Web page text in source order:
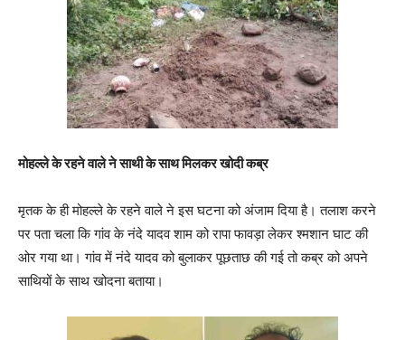
मोहल्ले के रहने वाले ने साथी के साथ मिलकर खोदी कब्र
मृतक के ही मोहल्ले के रहने वाले ने इस घटना को अंजाम दिया है। तलाश करने
पर पता चला कि गांव के नंदे यादव शाम को रापा फावड़ा लेकर श्मशान घाट की
ओर गया था। गांव में नंदे यादव को बुलाकर पूछताछ की गई तो कब्र को अपने
साथियों के साथ खोदना बताया।